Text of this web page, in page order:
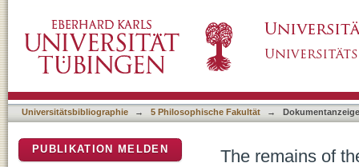
Universitätsbibliographie → 5 Philosophische Fakultät → Dokumentanzeige
The remains of
PUBLIKATION MELDEN